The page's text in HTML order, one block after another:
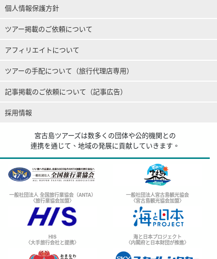
個人情報保護方針
ツアー掲載のご依頼について
アフィリエイトについて
ツアーの手配について（旅行代理店専用）
記事掲載のご依頼について（記事広告）
採用情報
宮古島ツアーズは数多くの団体や公的機関との
連携を通じて、地域の発展に貢献していきます。
一般社団法人 全国旅行業協会（ANTA）
〈旅行業協会加盟〉
一般社団法人宮古島観光協会
〈宮古島観光協会加盟〉
HIS
〈大手旅行会社と提携〉
海と日本プロジェクト
〈内閣府と日本財団が推進〉